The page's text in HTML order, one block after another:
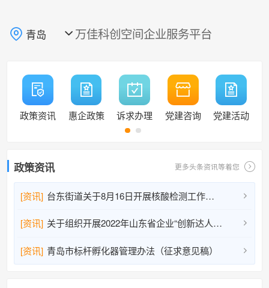
 青岛 万佳科创空间企业服务平台
政策资讯 惠企政策 诉求办理 党建咨询 党建活动
政策资讯 更多头条资讯等着您
[资讯] 台东街道关于8月16日开展核酸检测工作的通告 
[资讯] 关于组织开展2022年山东省企业“创新达人”宣讲活动人选推荐工作的通知 
[资讯] 青岛市标杆孵化器管理办法（征求意见稿） 